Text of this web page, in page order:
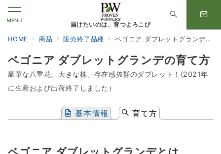
MENU
届けたいのは、育つよろこび
HOME 商品 販売終了品種 ベゴニア ダブレットグランデの育て方
ベゴニア ダブレットグランデの育て方
豪華な八重花、大きな株、存在感抜群のダブレット！(2021年
に生産および出荷終了しました）
基本情報 育て方